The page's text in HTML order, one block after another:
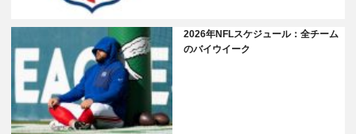
2026年NFLスケジュール：全チーム
のバイウイーク